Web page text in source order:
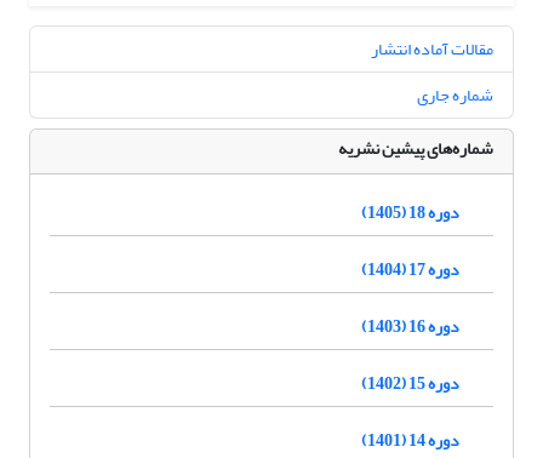
مقالات آماده انتشار
شماره جاری
شماره‌های پیشین نشریه
دوره 18 (1405)
دوره 17 (1404)
دوره 16 (1403)
دوره 15 (1402)
دوره 14 (1401)